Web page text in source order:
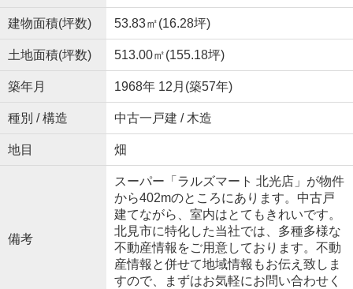
建物面積(坪数) 53.83㎡(16.28坪)
土地面積(坪数) 513.00㎡(155.18坪)
築年月 1968年 12月(築57年)
種別 / 構造 中古一戸建 / 木造
地目 畑
備考
スーパー「ラルズマート 北光店」が物件
から402mのところにあります。中古戸
建てながら、室内はとてもきれいです。
北見市に特化した当社では、多種多様な
不動産情報をご用意しております。不動
産情報と併せて地域情報もお伝え致しま
すので、まずはお気軽にお問い合わせく